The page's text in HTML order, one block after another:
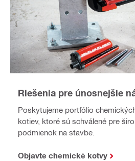
Riešenia pre únosnejšie
Poskytujeme portfólio
kotiev, ktoré sú schválené pre
podmienok na stavbe.
Objavte chemické kotvy